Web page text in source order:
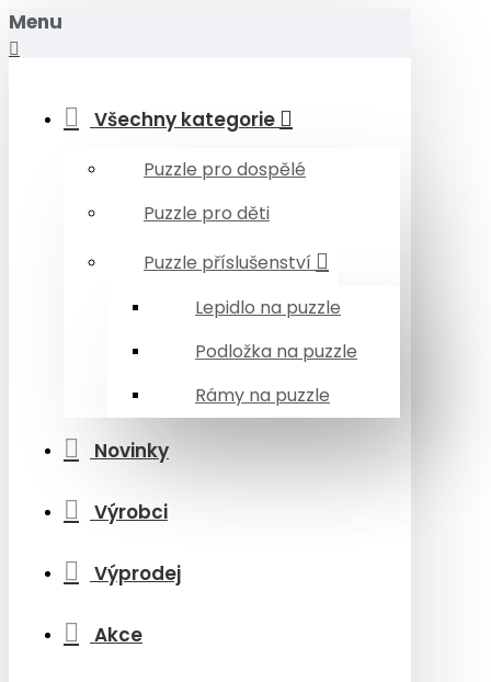
Menu
Všechny kategorie
Puzzle pro dospělé
Puzzle pro děti
Puzzle příslušenství
Lepidlo na puzzle
Podložka na puzzle
Rámy na puzzle
Novinky
Výrobci
Výprodej
Akce